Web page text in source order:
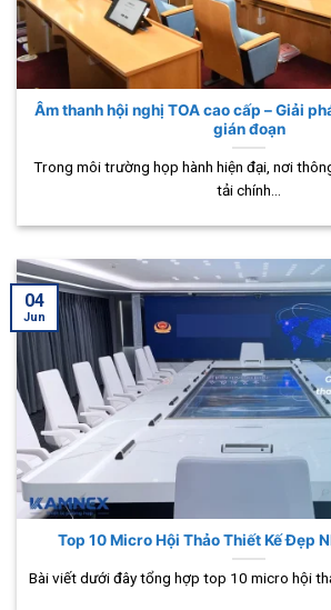
Âm thanh hội nghị TOA cao cấp – Giải
gián đoạn
Trong môi trường họp hành hiện đại, nơi
tải chính...
Top 10 Micro Hội Thảo Thiết Kế Đẹp
Bài viết dưới đây tổng hợp top 10 micro hội
04
Jun